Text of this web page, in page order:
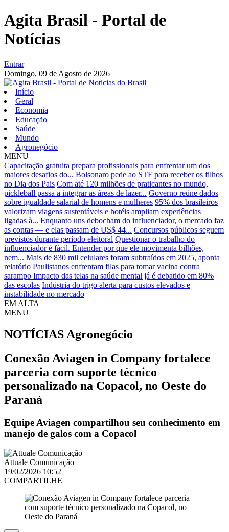
Agita Brasil - Portal de
Notícias
Entrar
Domingo, 09 de Agosto de 2026
Início
Geral
Economia
Educação
Saúde
Mundo
Agronegócio
MENU
Capacitação gratuita prepara profissionais para enfrentar um dos
maiores desafios do... Bolsonaro pede ao STF para receber os filhos
no Dia dos Pais Com até 120 milhões de praticantes no mundo,
pickleball passa a integrar as áreas de lazer... Governo reúne dados
sobre igualdade salarial de homens e mulheres 95% dos brasileiros
valorizam viagens sustentáveis e hotéis ampliam experiências
ligadas à... Enquanto uns debocham do influenciador, o mercado faz
as contas — e elas passam de US$ 44... Concursos públicos seguem
previstos durante período eleitoral Questionar o trabalho do
influenciador é fácil. Entender por que ele movimenta bilhões,
nem... Mais de 830 mil celulares foram subtraídos em 2025, aponta
relatório Paulistanos enfrentam filas para tomar vacina contra
sarampo Impacto das telas na saúde mental já é debatido em 80%
das escolas Indústria do trigo alerta para custos elevados e
instabilidade no mercado
EM ALTA
MENU
NOTÍCIAS Agronegócio
Conexão Aviagen in Company fortalece
parceria com suporte técnico
personalizado na Copacol, no Oeste do
Paraná
Equipe Aviagen compartilhou seu conhecimento em
manejo de galos com a Copacol
Attuale Comunicação
19/02/2026 10:52
COMPARTILHE